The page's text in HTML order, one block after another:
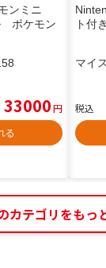
ンミニ
ポケモン
33000円
る
ト付き
マイ
税込
カテゴリをもっ